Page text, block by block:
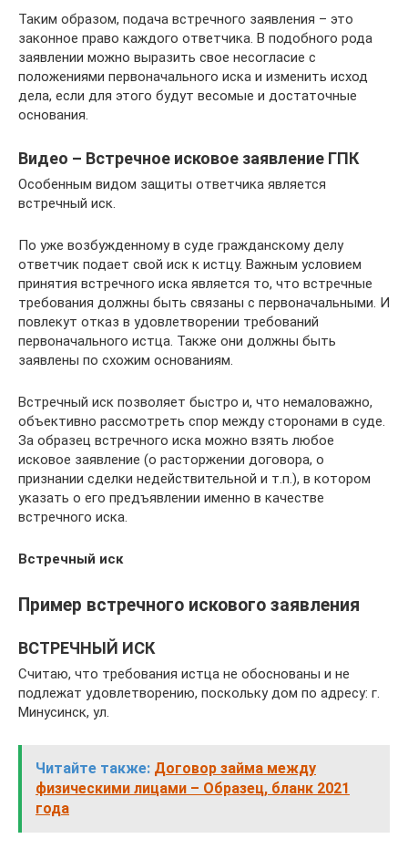
Таким образом, подача встречного заявления – это
законное право каждого ответчика. В подобного рода
заявлении можно выразить свое несогласие с
положениями первоначального иска и изменить исход
дела, если для этого будут весомые и достаточные
основания.
Видео – Встречное исковое заявление ГПК
Особенным видом защиты ответчика является
встречный иск.
По уже возбужденному в суде гражданскому делу
ответчик подает свой иск к истцу. Важным условием
принятия встречного иска является то, что встречные
требования должны быть связаны с первоначальными. И
повлекут отказ в удовлетворении требований
первоначального истца. Также они должны быть
заявлены по схожим основаниям.
Встречный иск позволяет быстро и, что немаловажно,
объективно рассмотреть спор между сторонами в суде.
За образец встречного иска можно взять любое
исковое заявление (о расторжении договора, о
признании сделки недействительной и т.п.), в котором
указать о его предъявлении именно в качестве
встречного иска.
Встречный иск
Пример встречного искового заявления
ВСТРЕЧНЫЙ ИСК
Считаю, что требования истца не обоснованы и не
подлежат удовлетворению, поскольку дом по адресу: г.
Минусинск, ул.
Читайте также: Договор займа между
физическими лицами – Образец, бланк 2021
года